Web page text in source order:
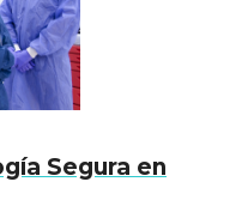
Segura en